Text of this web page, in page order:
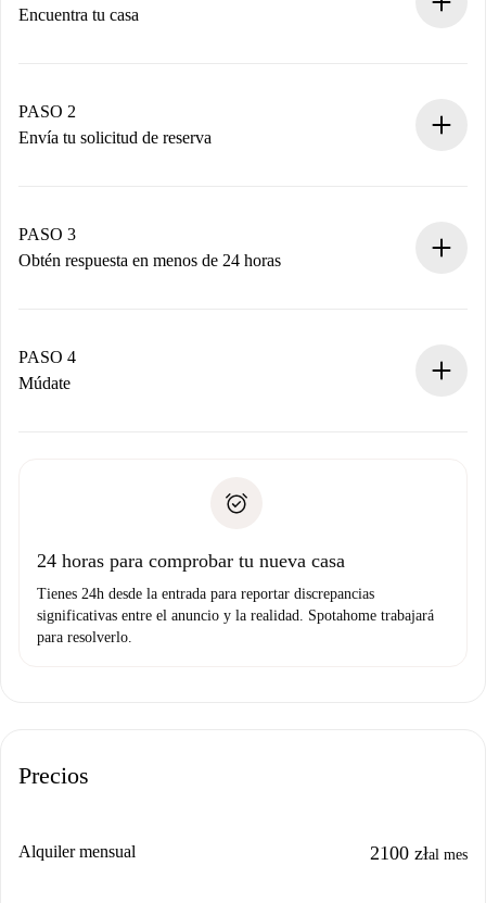
Encuentra tu casa
Tienes toda la información necesaria por adelantado.
PASO 2
Envía tu solicitud de reserva
propietario acepte.
PASO 3
Obtén respuesta en menos de 24 horas
contacto con el propietario.
Si es rechazada: No te haremos ningún cargo y te
Prueba de solvencia
PASO 4
Múdate
no nos comunicas ningún problema.
24 horas para comprobar tu nueva casa
Tienes 24h desde la entrada para reportar discrepancias
significativas entre el anuncio y la realidad. Spotahome trabajará
para resolverlo.
Precios
Alquiler mensual 2100 złal mes